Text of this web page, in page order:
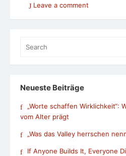
Leave a comment
for:
Neueste Beiträge
„Worte schaffen Wirklichkeit“:
vom Alter prägt
„Was das Valley herrschen
If Anyone Builds It, Everyone